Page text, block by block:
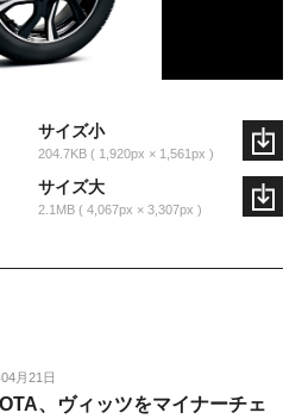
サイズ小
204.7KB 1,920px × 1,561px
サイズ大
2.1MB 4,067px × 3,307px
月21日
、ヴィッツをマイナーチェ